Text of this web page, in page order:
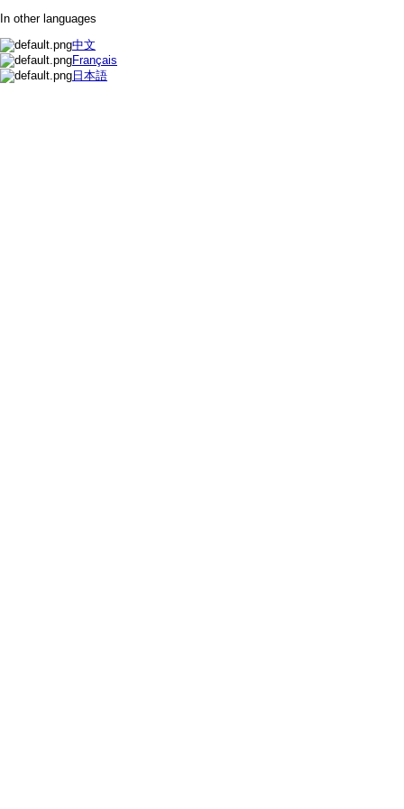
In other languages
中文
Français
日本語